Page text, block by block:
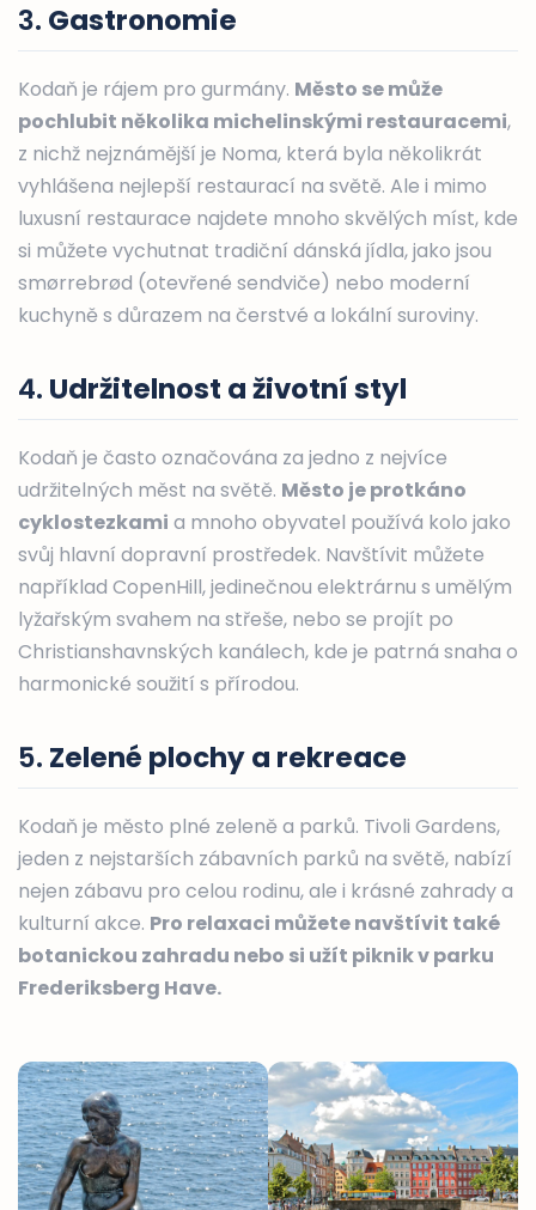
3. Gastronomie
Kodaň je rájem pro gurmány. Město se může
pochlubit několika michelinskými restauracemi,
z nichž nejznámější je Noma, která byla několikrát
vyhlášena nejlepší restaurací na světě. Ale i mimo
luxusní restaurace najdete mnoho skvělých míst, kde
si můžete vychutnat tradiční dánská jídla, jako jsou
smørrebrød (otevřené sendviče) nebo moderní
kuchyně s důrazem na čerstvé a lokální suroviny.
4. Udržitelnost a životní styl
Kodaň je často označována za jedno z nejvíce
udržitelných měst na světě. Město je protkáno
cyklostezkami a mnoho obyvatel používá kolo jako
svůj hlavní dopravní prostředek. Navštívit můžete
například CopenHill, jedinečnou elektrárnu s umělým
lyžařským svahem na střeše, nebo se projít po
Christianshavnských kanálech, kde je patrná snaha o
harmonické soužití s přírodou.
5. Zelené plochy a rekreace
Kodaň je město plné zeleně a parků. Tivoli Gardens,
jeden z nejstarších zábavních parků na světě, nabízí
nejen zábavu pro celou rodinu, ale i krásné zahrady a
kulturní akce. Pro relaxaci můžete navštívit také
botanickou zahradu nebo si užít piknik v parku
Frederiksberg Have.